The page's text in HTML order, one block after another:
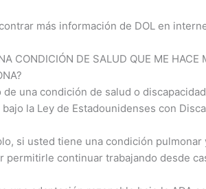
más información de DOL en
CONDICIÓN DE SALUD QUE ME HACE
de una condición de salud o
la Ley de Estadounidenses con
si usted tiene una condición
permitirle continuar trabajando desde